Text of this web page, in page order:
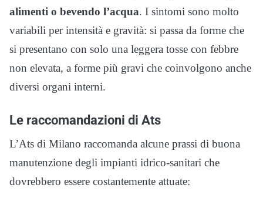
alimenti o bevendo l’acqua. I sintomi sono molto
variabili per intensità e gravità: si passa da forme che
si presentano con solo una leggera tosse con febbre
non elevata, a forme più gravi che coinvolgono anche
diversi organi interni.
Le raccomandazioni di Ats
L’Ats di Milano raccomanda alcune prassi di buona
manutenzione degli impianti idrico-sanitari che
dovrebbero essere costantemente attuate: